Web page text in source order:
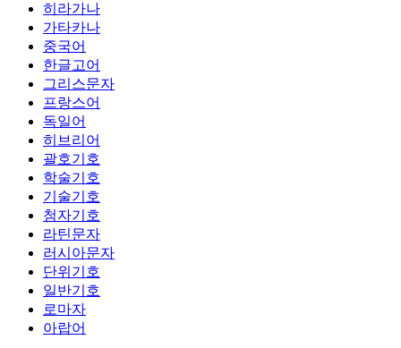
히라가나
가타카나
중국어
한글고어
그리스문자
프랑스어
독일어
히브리어
괄호기호
학술기호
기술기호
첨자기호
라틴문자
러시아문자
단위기호
일반기호
로마자
아랍어